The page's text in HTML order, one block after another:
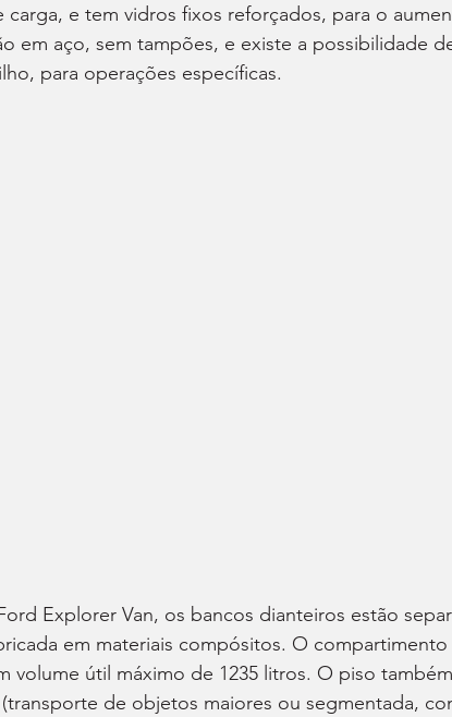
carga, e tem vidros fixos reforçados, para o
em aço, sem tampões, e existe a possibilidade
para operações específicas.
Explorer Van, os bancos dianteiros estão
em materiais compósitos. O
volume útil máximo de 1235 litros. O piso
de objetos maiores ou segmentada,